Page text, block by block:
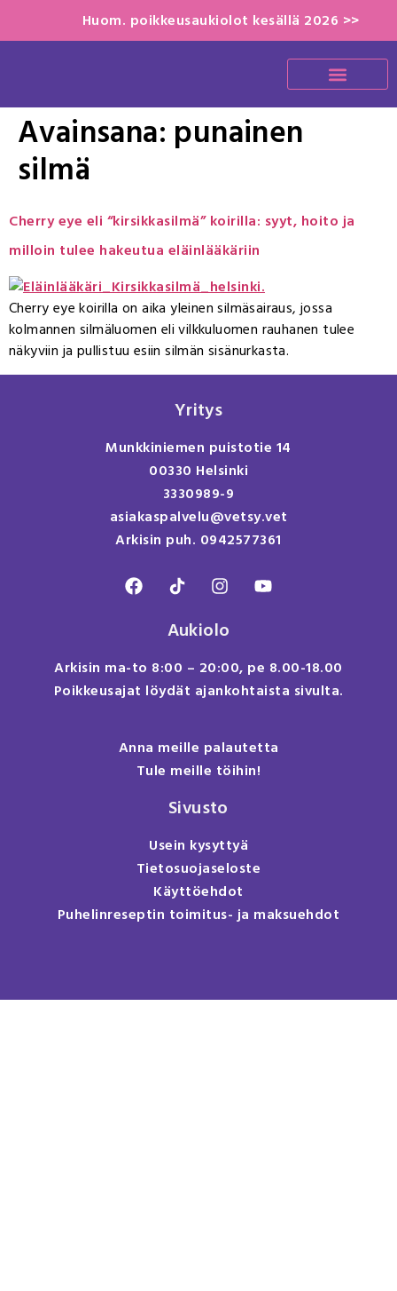
Huom. poikkeusaukiolot kesällä 2026 >>
Avainsana: punainen
silmä
Cherry eye eli “kirsikkasilmä” koirilla: syyt, hoito ja
milloin tulee hakeutua eläinlääkäriin
Cherry eye koirilla on aika yleinen silmäsairaus, jossa
kolmannen silmäluomen eli vilkkuluomen rauhanen tulee
näkyviin ja pullistuu esiin silmän sisänurkasta.
Yritys
Munkkiniemen puistotie 14
00330 Helsinki
3330989-9
asiakaspalvelu@vetsy.vet
Arkisin puh. 0942577361
Aukiolo
Arkisin ma-to 8:00 – 20:00, pe 8.00-18.00
Poikkeusajat löydät ajankohtaista sivulta.
Anna meille palautetta
Tule meille töihin!
Sivusto
Usein kysyttyä
Tietosuojaseloste
Käyttöehdot
Puhelinreseptin toimitus- ja maksuehdot